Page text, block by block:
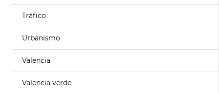
Tráfico
Urbanismo
Valencia
Valencia verde